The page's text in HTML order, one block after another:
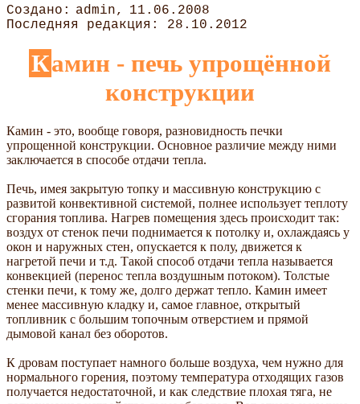
admin
11.06.2008
28.10.2012
Камин - печь упрощённой
конструкции
Камин - это, вообще говоря, разновидность печки
упрощенной конструкции. Основное различие между ними
заключается в способе отдачи тепла.
Печь, имея закрытую топку и массивную конст­рукцию с
развитой конвективной системой, полнее использует теплоту
сгорания топлива. Нагрев помещения здесь происходит так:
воздух от стенок печи поднимается к потолку и, охлаждаясь у
окон и наружных стен, опускается к полу, движется к
нагретой печи и т.д. Такой способ отдачи тепла называется
конвекцией (перенос тепла воздушным потоком). Толстые
стенки печи, к тому же, долго держат тепло. Камин имеет
менее массивную кладку и, самое главное, открытый
топливник с большим топочным отверстием и прямой
дымовой канал без оборотов.
К дровам поступает намного больше воздуха, чем нужно для
нормального горения, поэтому температура отходящих газов
получается недостаточной, и как следствие плохая тяга, не